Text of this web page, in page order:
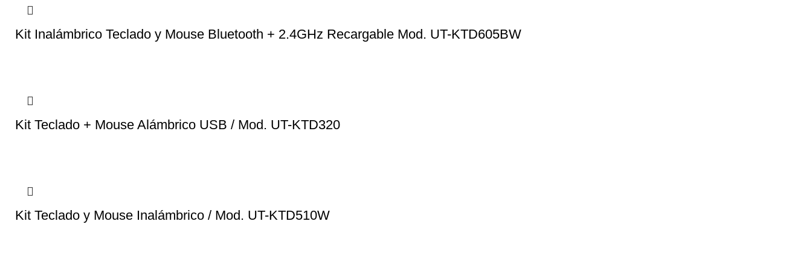
Kit Inalámbrico Teclado y Mouse Bluetooth + 2.4GHz Recargable Mod. UT-KTD605BW
Kit Teclado + Mouse Alámbrico USB / Mod. UT-KTD320
Kit Teclado y Mouse Inalámbrico / Mod. UT-KTD510W